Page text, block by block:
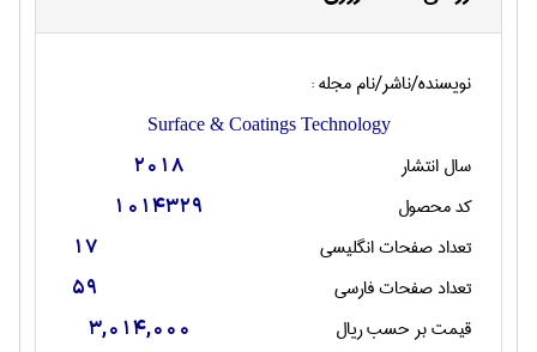
نویسنده/ناشر/نام مجله :
Surface & Coatings Technology
سال انتشار 2018
کد محصول 1014329
تعداد صفحات انگليسی 17
تعداد صفحات فارسی 59
قیمت بر حسب ریال 3,014,000